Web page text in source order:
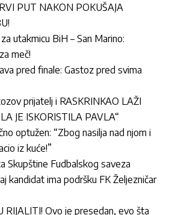
PUT NAKON POKUŠAJA
utakmicu BiH – San Marino:
meč!
pred finale: Gastoz pred svima
prijatelj i RASKRINKAO LAŽI
JE ISKORISTILA PAVLA“
optužen: “Zbog nasilja nad njom i
iz kuće!”
Skupštine Fudbalskog saveza
kandidat ima podršku FK Željezničar
RIJALITI! Ovo je presedan, evo šta